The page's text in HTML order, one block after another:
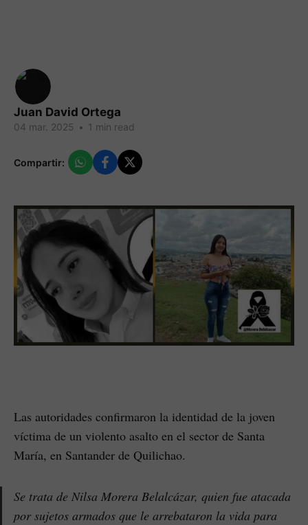
Juan David Ortega
04 mar. 2025 • 1 min read
Compartir:
Las autoridades confirmaron la identidad de la joven
víctima de un violento asalto en el sector de Santa
María, en Santander de Quilichao.
Se trata de Nilsa Morera Belalcázar, quien fue atacada
por sujetos armados que le arrebataron la vida para